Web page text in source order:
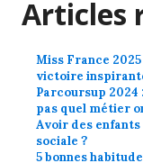
Articles
Miss France
victoire
Parcoursup 2024
pas quel métier
Avoir des
sociale ?
5 bonnes